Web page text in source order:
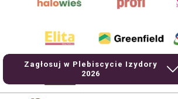
Zagłosuj w Plebiscycie Izydory
2026